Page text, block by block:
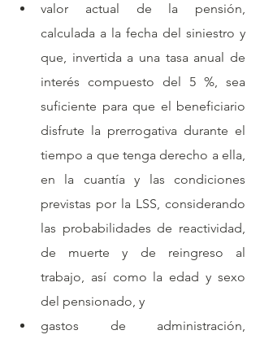
valor actual de la pensión,
calculada a la fecha del siniestro y
que, invertida a una tasa anual de
interés compuesto del 5 %, sea
suficiente para que el beneficiario
disfrute la prerrogativa durante el
tiempo a que tenga derecho a ella,
en la cuantía y las condiciones
previstas por la LSS, considerando
las probabilidades de reactividad,
de muerte y de reingreso al
trabajo, así como la edad y sexo
del pensionado, y
gastos de administración,